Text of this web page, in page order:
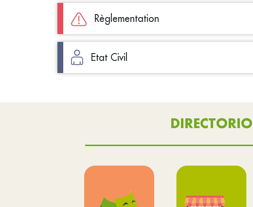
Règlementation
Etat Civil
DIRECTORIO